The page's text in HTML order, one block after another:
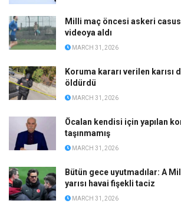
Milli maç öncesi askeri
videoya aldı
MARCH 31, 2026
Koruma kararı verilen karısı
öldürdü
MARCH 31, 2026
Öcalan kendisi için yapılan
taşınmamış
MARCH 31, 2026
Bütün gece uyutmadılar: A
yarısı havai fişekli taciz
MARCH 31, 2026